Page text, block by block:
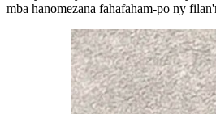
mba hanomezana fahafaham-po ny